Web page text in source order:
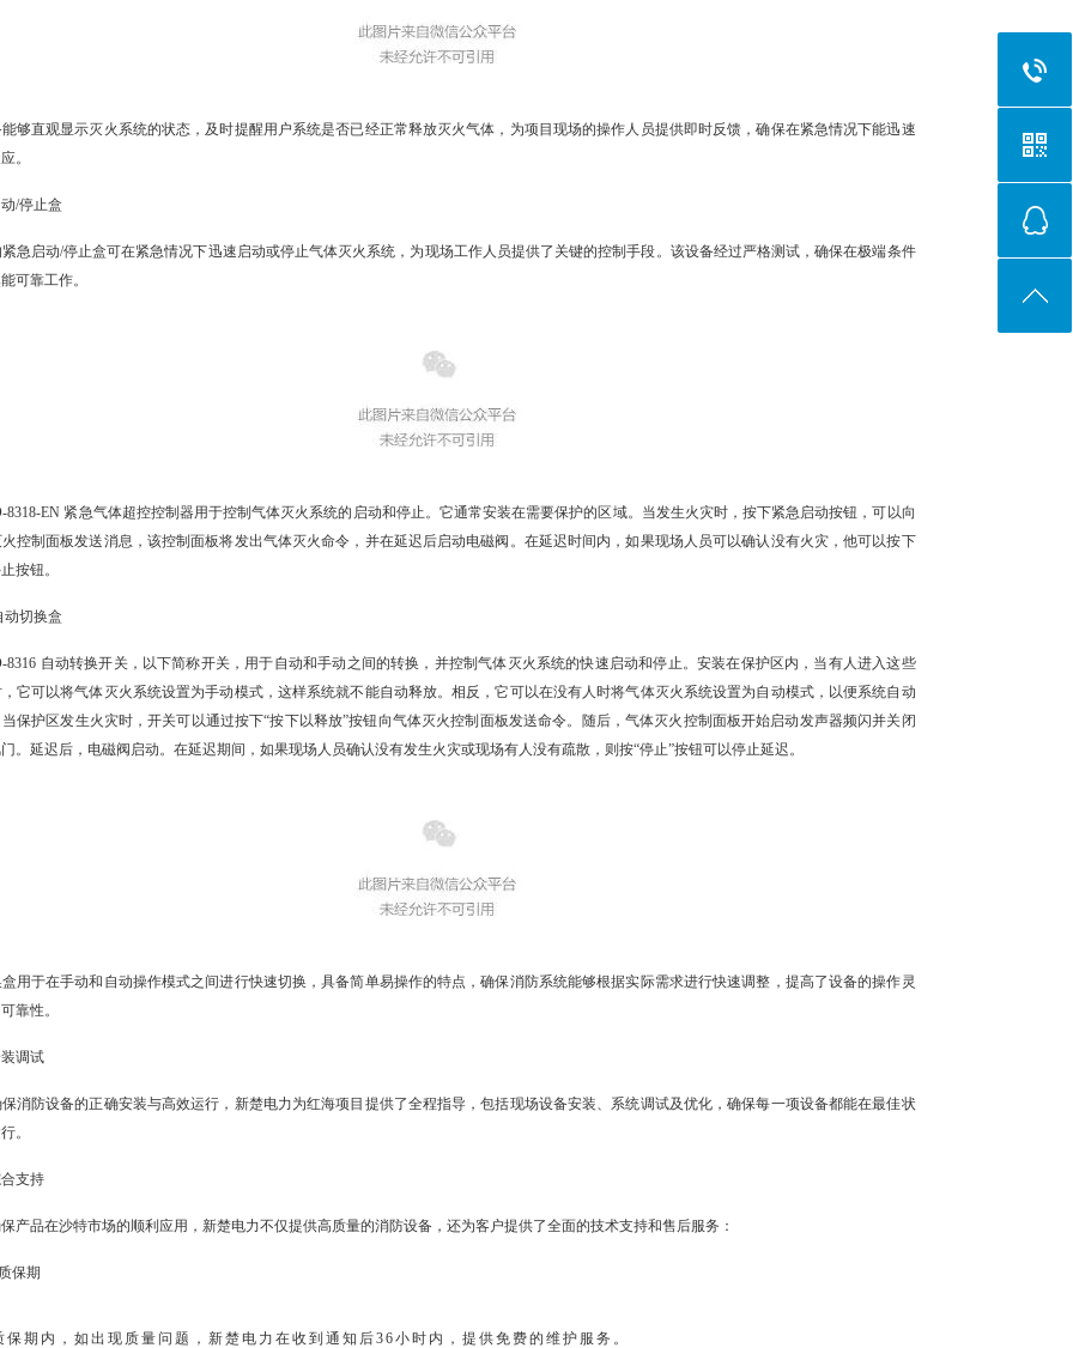
够直观显示灭火系统的状态，及时提醒用户系统是否已经正常释放灭火气体，为项目现场的操作人员提供即时反馈，确保在紧急情况下能迅速
。
/停止盒
急启动/停止盒可在紧急情况下迅速启动或停止气体灭火系统，为现场工作人员提供了关键的控制手段。该设备经过严格测试，确保在极端条件
可靠工作。
8318-EN 紧急气体超控控制器用于控制气体灭火系统的启动和停止。它通常安装在需要保护的区域。当发生火灾时，按下紧急启动按钮，可以向
控制面板发送消息，该控制面板将发出气体灭火命令，并在延迟后启动电磁阀。在延迟时间内，如果现场人员可以确认没有火灾，他可以按下
按钮。
动切换盒
8316 自动转换开关，以下简称开关，用于自动和手动之间的转换，并控制气体灭火系统的快速启动和停止。安装在保护区内，当有人进入这些
，它可以将气体灭火系统设置为手动模式，这样系统就不能自动释放。相反，它可以在没有人时将气体灭火系统设置为自动模式，以便系统自动
保护区发生火灾时，开关可以通过按下“按下以释放”按钮向气体灭火控制面板发送命令。随后，气体灭火控制面板开始启动发声器频闪并关闭
。延迟后，电磁阀启动。在延迟期间，如果现场人员确认没有发生火灾或现场有人没有疏散，则按“停止”按钮可以停止延迟。
用于在手动和自动操作模式之间进行快速切换，具备简单易操作的特点，确保消防系统能够根据实际需求进行快速调整，提高了设备的操作灵
靠性。
调试
消防设备的正确安装与高效运行，新楚电力为红海项目提供了全程指导，包括现场设备安装、系统调试及优化，确保每一项设备都能在最佳状
。
支持
产品在沙特市场的顺利应用，新楚电力不仅提供高质量的消防设备，还为客户提供了全面的技术支持和售后服务：
期
保期内，如出现质量问题，新楚电力在收到通知后36小时内，提供免费的维护服务。